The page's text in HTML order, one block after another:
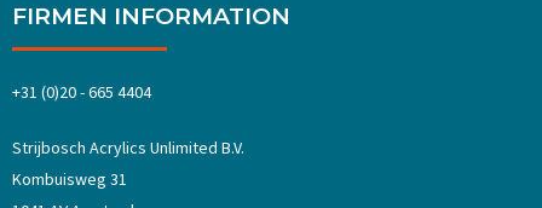
FIRMEN INFORMATION
+31 (0)20 - 665 4404
Strijbosch Acrylics Unlimited B.V.
Kombuisweg 31